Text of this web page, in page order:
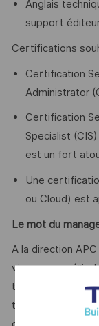
Anglais
support
Certifications
Certification
Administrator
Certification
Specialist
est un fort
Une
ou Cloud) est
Le mot du
A la direction
vivons une
technologique.
talentueux et